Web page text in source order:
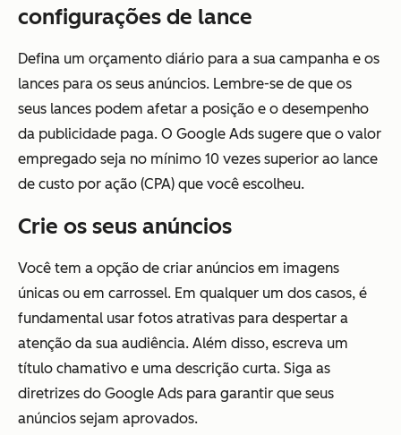
configurações de lance
Defina um orçamento diário para a sua campanha e os
lances para os seus anúncios. Lembre-se de que os
seus lances podem afetar a posição e o desempenho
da publicidade paga. O Google Ads sugere que o valor
empregado seja no mínimo 10 vezes superior ao lance
de custo por ação (CPA) que você escolheu.
Crie os seus anúncios
Você tem a opção de criar anúncios em imagens
únicas ou em carrossel. Em qualquer um dos casos, é
fundamental usar fotos atrativas para despertar a
atenção da sua audiência. Além disso, escreva um
título chamativo e uma descrição curta. Siga as
diretrizes do Google Ads para garantir que seus
anúncios sejam aprovados.